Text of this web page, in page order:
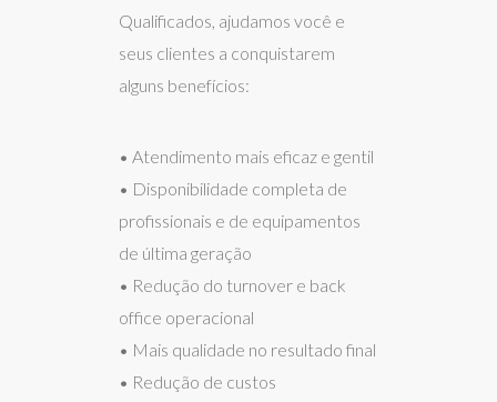
Qualificados, ajudamos você e
seus clientes a conquistarem
alguns benefícios:
• Atendimento mais eficaz e gentil
• Disponibilidade completa de
profissionais e de equipamentos
de última geração
• Redução do turnover e back
office operacional
• Mais qualidade no resultado final
• Redução de custos